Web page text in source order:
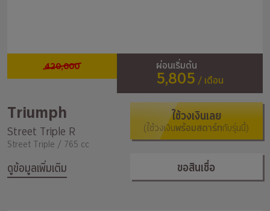
420,000 ผ่อนเริ่มต้น
5,805 / เดือน
Triumph
Street Triple R
Street Triple / 765 cc
ดูข้อมูลเพิ่มเติม
ใช้วงเงินเลย
(ใช้วงเงินพร้อมสตาร์ทกับรุ่นนี้)
ขอสินเชื่อ